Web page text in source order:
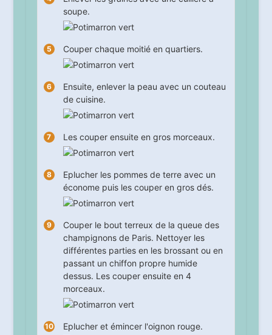
soupe.
Couper chaque moitié en quartiers.
Ensuite, enlever la peau avec un couteau
de cuisine.
Les couper ensuite en gros morceaux.
Eplucher les pommes de terre avec un
économe puis les couper en gros dés.
Couper le bout terreux de la queue des
champignons de Paris. Nettoyer les
différentes parties en les brossant ou en
passant un chiffon propre humide
dessus. Les couper ensuite en 4
morceaux.
Eplucher et émincer l'oignon rouge.